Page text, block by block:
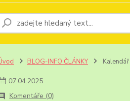
BLOG-INFO ČLÁNKY
07.04.2025
Komentáře (0)